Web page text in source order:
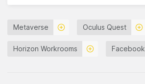
Metaverse Oculus Quest
Horizon Workrooms Facebook